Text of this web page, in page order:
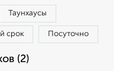
Таунхаусы
срок Посуточно
(2)